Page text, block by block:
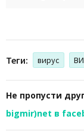
Теги: вирус
Не пропусти
bigmir)net в